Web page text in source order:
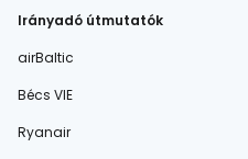
Irányadó útmutatók
airBaltic
Bécs VIE
Ryanair